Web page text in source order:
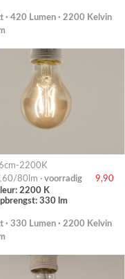
· 420 Lumen · 2200 Kelvin
2200K
80lm · voorradig
9,90
2200 K
330 lm
· 330 Lumen · 2200 Kelvin